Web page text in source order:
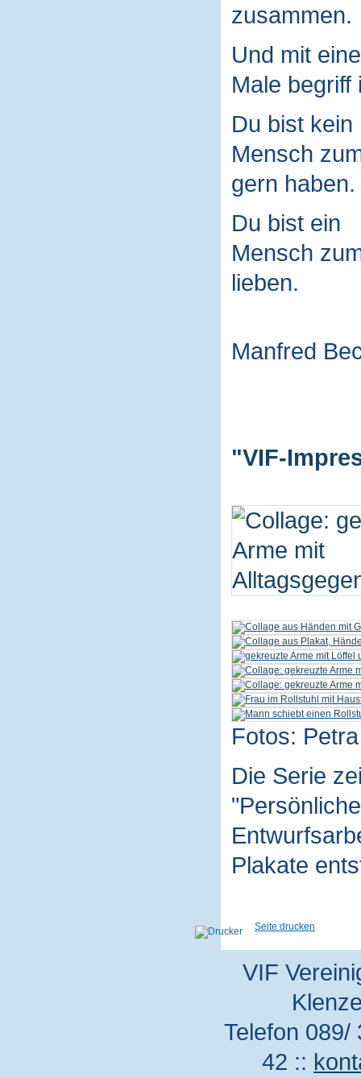
zusammen.
Und mit
Male begriff
Du bist kein
Mensch
gern haben.
Du bist ein
Mensch
lieben.
Manfred
"VIF-
Fotos:
Die Serie
Plakate
Seite drucken
VIF
Telefon
42 ::